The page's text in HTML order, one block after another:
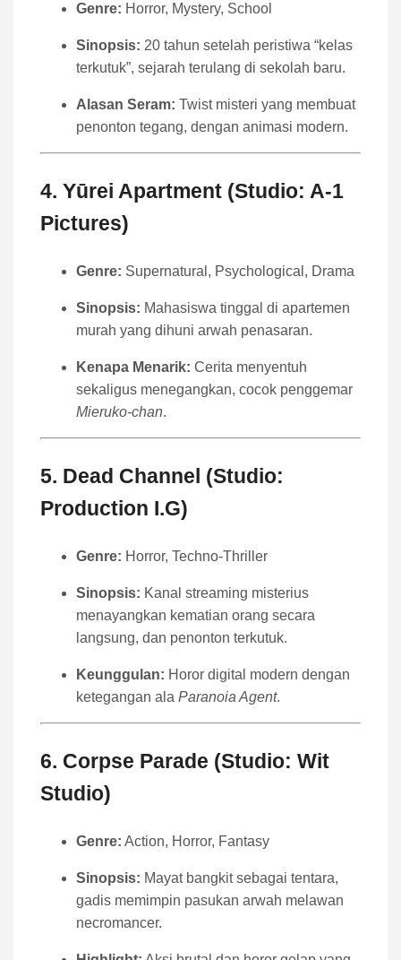
Genre: Horror, Mystery, School
Sinopsis: 20 tahun setelah peristiwa “kelas
terkutuk”, sejarah terulang di sekolah baru.
Alasan Seram: Twist misteri yang membuat
penonton tegang, dengan animasi modern.
4. Yūrei Apartment (Studio: A-1
Pictures)
Genre: Supernatural, Psychological, Drama
Sinopsis: Mahasiswa tinggal di apartemen
murah yang dihuni arwah penasaran.
Kenapa Menarik: Cerita menyentuh
sekaligus menegangkan, cocok penggemar
Mieruko-chan.
5. Dead Channel (Studio:
Production I.G)
Genre: Horror, Techno-Thriller
Sinopsis: Kanal streaming misterius
menayangkan kematian orang secara
langsung, dan penonton terkutuk.
Keunggulan: Horor digital modern dengan
ketegangan ala Paranoia Agent.
6. Corpse Parade (Studio: Wit
Studio)
Genre: Action, Horror, Fantasy
Sinopsis: Mayat bangkit sebagai tentara,
gadis memimpin pasukan arwah melawan
necromancer.